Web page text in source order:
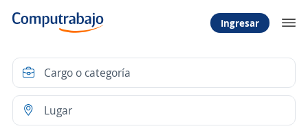
Ingresar